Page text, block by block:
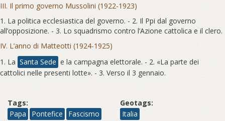
III. Il primo governo Mussolini (1922-1923)
1. La politica ecclesiastica del governo. - 2. Il Ppi dal governo
all’opposizione. - 3. Lo squadrismo contro l’Azione cattolica e il clero.
IV. L’anno di Matteotti (1924-1925)
1. La Santa Sede e la campagna elettorale. - 2. «La parte dei
cattolici nelle presenti lotte». - 3. Verso il 3 gennaio.
Tags:
Papa
Pontefice Fascismo
Geotags:
Italia